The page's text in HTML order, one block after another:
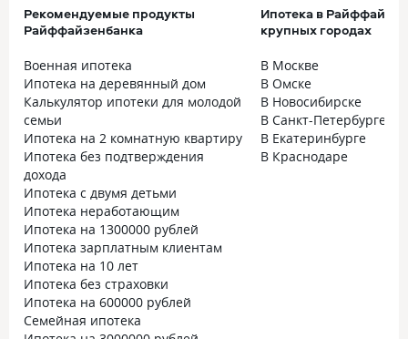
Рекомендуемые продукты
Райффайзенбанка
Военная ипотека
Ипотека на деревянный дом
Калькулятор ипотеки для молодой
семьи
Ипотека на 2 комнатную квартиру
Ипотека без подтверждения
дохода
Ипотека с двумя детьми
Ипотека неработающим
Ипотека на 1300000 рублей
Ипотека зарплатным клиентам
Ипотека на 10 лет
Ипотека без страховки
Ипотека на 600000 рублей
Семейная ипотека
Ипотека в
крупных городах
В Москве
В Омске
В Новосибирске
В Санкт-Петербурге
В Екатеринбурге
В Краснодаре